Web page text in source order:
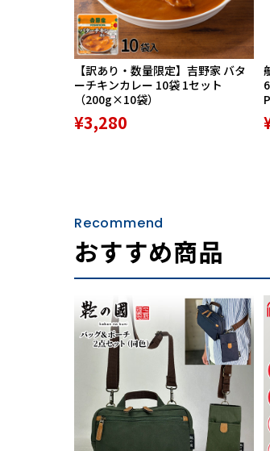
【訳あり・数量限定】吉野家 バタ
ーチキンカレー 10袋 1セット
（200g×10袋）
¥3,280
Recommend
おすすめ商品